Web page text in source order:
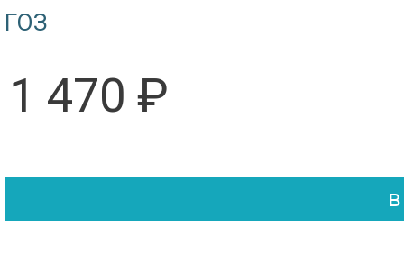
ГОЗ
1 470 ₽